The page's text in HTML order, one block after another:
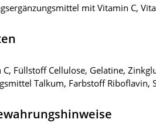
mit Vitamin C,
Füllstoff Cellulose, Gelatine,
Talkum, Farbstoff Riboflavin,